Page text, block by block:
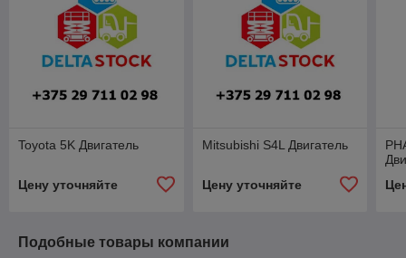
Toyota 5K Двигатель
Цену уточняйте
Mitsubishi S4L Двигатель
Цену уточняйте
Подобные товары компании